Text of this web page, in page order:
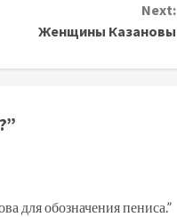
Next:
Женщины Казановы
”
для обозначения пениса.”